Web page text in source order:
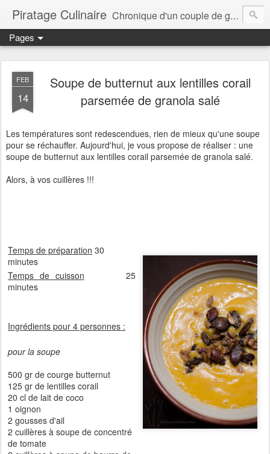
Piratage Culinaire Chronique d'un couple de gourmands
Pages
FEB
14
Soupe de butternut aux lentilles corail
parsemée de granola salé
Les températures sont redescendues, rien de mieux qu'une soupe
pour se réchauffer. Aujourd'hui, je vous propose de réaliser : une
soupe de butternut aux lentilles corail parsemée de granola salé.
Alors, à vos cuillères !!!
Temps de préparation 30
minutes
Temps de cuisson 25
minutes
Ingrédients pour 4 personnes :
pour la soupe
500 gr de courge butternut
125 gr de lentilles corail
20 cl de lait de coco
1 oignon
2 gousses d'ail
2 cuillères à soupe de concentré
de tomate